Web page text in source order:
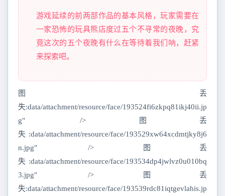
游戏延续的前两部作品的基本风格，玩家需要在
一家恐怖的玩具熊店度过五个不寻常的夜晚，究
竟这次的五个夜晚有什么在等待着我们呐，赶紧
来探索吧。
图丢
失:data/attachment/resource/face/193524fi6zkpq81ikj40ii.jp
g" />图丢
失:data/attachment/resource/face/193529xw64xcdmtjky8j6
n.jpg" />图丢
失:data/attachment/resource/face/193534dp4jwlvz0u010bq
3.jpg" />图丢
失:data/attachment/resource/face/193539rdc81iqtgevlahis.jp